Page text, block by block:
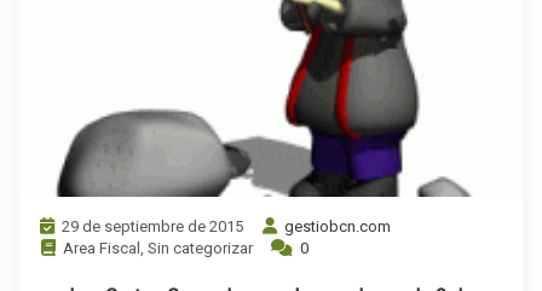
29 de septiembre de 2015
gestiobcn.com
Area Fiscal Sin categorizar 0